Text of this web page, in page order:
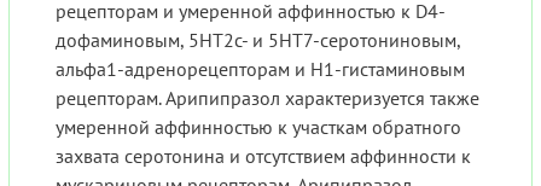
рецепторам и умеренной аффинностью к D4-
дофаминовым, 5HT2c- и 5HT7-серотониновым,
альфа1-адренорецепторам и H1-гистаминовым
рецепторам. Арипипразол характеризуется также
умеренной аффинностью к участкам обратного
захвата серотонина и отсутствием аффинности к